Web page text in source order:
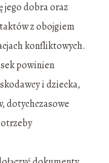
jego dobra oraz
z obojgiem
konfliktowych.
powinien
i dziecka,
dotychczasowe